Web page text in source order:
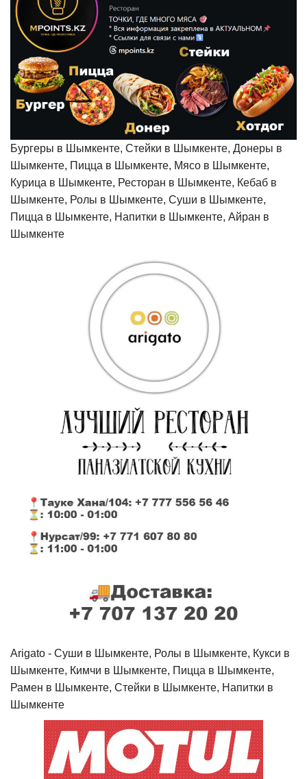
Бургеры в Шымкенте, Стейки в Шымкенте, Донеры в
Шымкенте, Пицца в Шымкенте, Мясо в Шымкенте,
Курица в Шымкенте, Ресторан в Шымкенте, Кебаб в
Шымкенте, Ролы в Шымкенте, Суши в Шымкенте,
Пицца в Шымкенте, Напитки в Шымкенте, Айран в
Шымкенте
Arigato - Cуши в Шымкенте, Ролы в Шымкенте, Кукси в
Шымкенте, Кимчи в Шымкенте, Пицца в Шымкенте,
Рамен в Шымкенте, Стейки в Шымкенте, Напитки в
Шымкенте